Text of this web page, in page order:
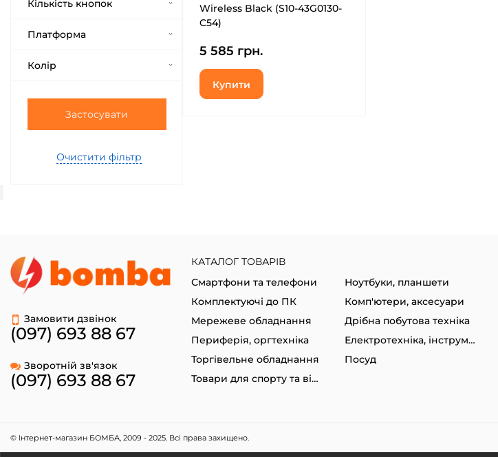
Кількість кнопок
Платформа
Колір
Застосувати
Очистити фільтр
Wireless Black (S10-43G0130-
C54)
5 585 грн.
Купити
Замовити дзвінок
(097) 693 88 67
Зворотній зв'язок
(097) 693 88 67
КАТАЛОГ ТОВАРІВ
Смартфони та телефони
Ноутбуки, планшети
Комплектуючі до ПК
Комп'ютери, аксесуари
Мережеве обладнання
Дрібна побутова техніка
Периферія, оргтехніка
Електротехніка, інструменти
Торгівельне обладнання
Посуд
Товари для спорту та відпочинку
© Інтернет-магазин БОМБА, 2009 - 2025. Всі права захищено.